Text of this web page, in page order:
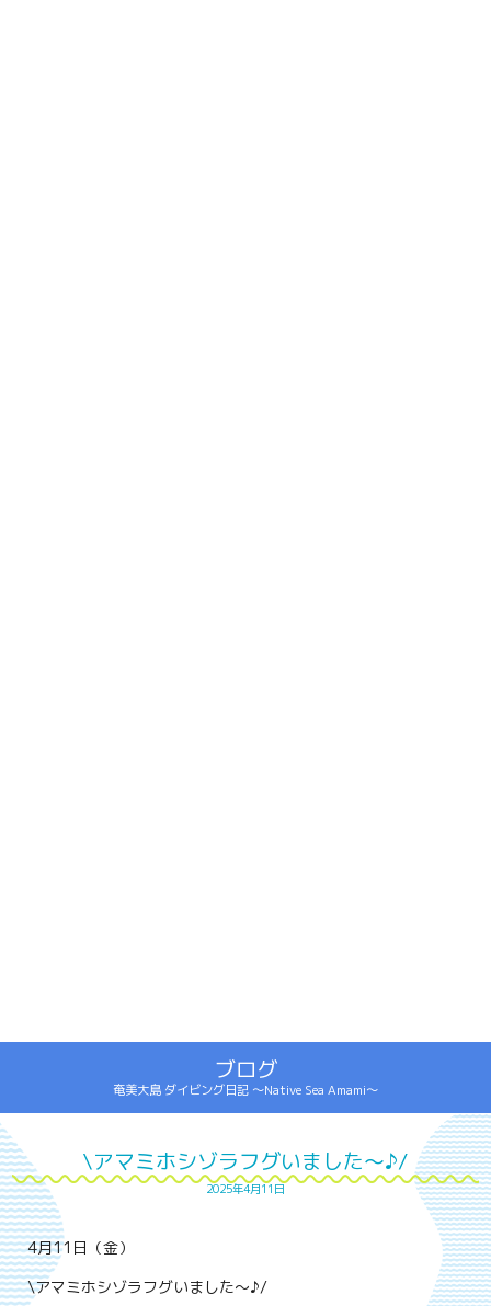
ブログ
奄美大島 ダイビング日記 ～Native Sea Amami～
\アマミホシゾラフグいました～♪/
2025年4月11日
4月11日（金）
\アマミホシゾラフグいました～♪/